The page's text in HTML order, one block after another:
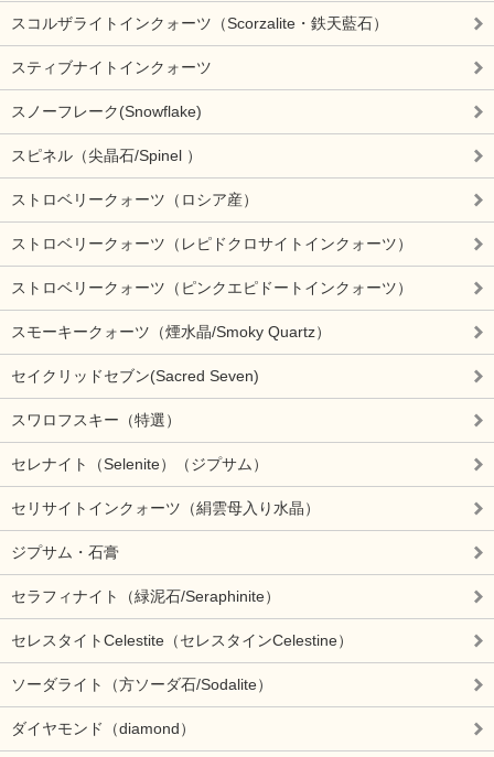
スコルザライトインクォーツ（Scorzalite・鉄天藍石）
スティブナイトインクォーツ
スノーフレーク(Snowflake)
スピネル（尖晶石/Spinel ）
ストロベリークォーツ（ロシア産）
ストロベリークォーツ（レピドクロサイトインクォーツ）
ストロベリークォーツ（ピンクエピドートインクォーツ）
スモーキークォーツ（煙水晶/Smoky Quartz）
セイクリッドセブン(Sacred Seven)
スワロフスキー（特選）
セレナイト（Selenite）（ジプサム）
セリサイトインクォーツ（絹雲母入り水晶）
ジプサム・石膏
セラフィナイト（緑泥石/Seraphinite）
セレスタイトCelestite（セレスタインCelestine）
ソーダライト（方ソーダ石/Sodalite）
ダイヤモンド（diamond）